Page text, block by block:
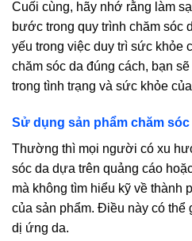
Cuối cùng, hãy nhớ rằng làm
bước trong quy trình chăm sóc
yếu trong việc duy trì sức khỏe
chăm sóc da đúng cách, bạn
trong tình trạng và sức khỏe
Sử dụng sản phẩm chăm
Thường thì mọi người có xu
sóc da dựa trên quảng cáo
mà không tìm hiểu kỹ về thành
của sản phẩm. Điều này có thể
dị ứng da.